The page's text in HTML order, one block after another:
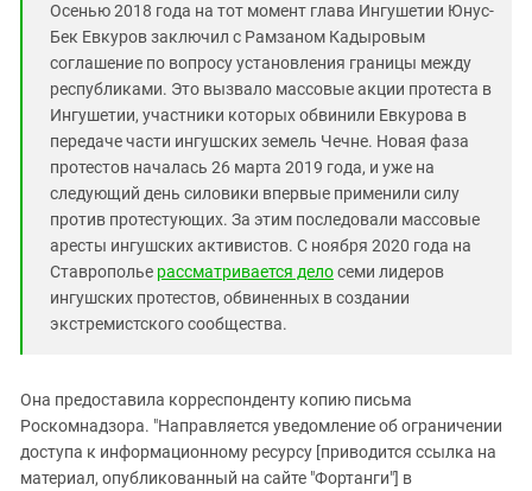
Осенью 2018 года на тот момент глава Ингушетии Юнус-
Бек Евкуров заключил с Рамзаном Кадыровым
соглашение по вопросу установления границы между
республиками. Это вызвало массовые акции протеста в
Ингушетии, участники которых обвинили Евкурова в
передаче части ингушских земель Чечне. Новая фаза
протестов началась 26 марта 2019 года, и уже на
следующий день силовики впервые применили силу
против протестующих. За этим последовали массовые
аресты ингушских активистов. С ноября 2020 года на
Ставрополье рассматривается делосеми лидеров
ингушских протестов, обвиненных в создании
экстремистского сообщества.
Она предоставила корреспонденту копию письма
Роскомнадзора. "Направляется уведомление об ограничении
доступа к информационному ресурсу [приводится ссылка на
материал, опубликованный на сайте "Фортанги"] в